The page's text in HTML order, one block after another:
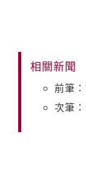
相關新聞
前筆
次筆